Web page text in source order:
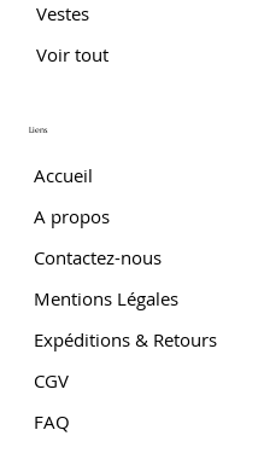
Vestes
Voir tout
Liens
Accueil
A propos
Contactez-nous
Mentions Légales
Expéditions & Retours
CGV
FAQ